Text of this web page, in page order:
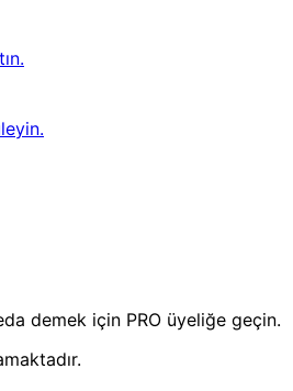
demek için PRO üyeliğe geçin.